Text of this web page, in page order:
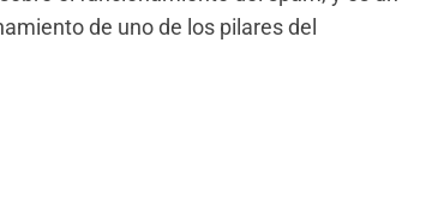
de uno de los pilares del